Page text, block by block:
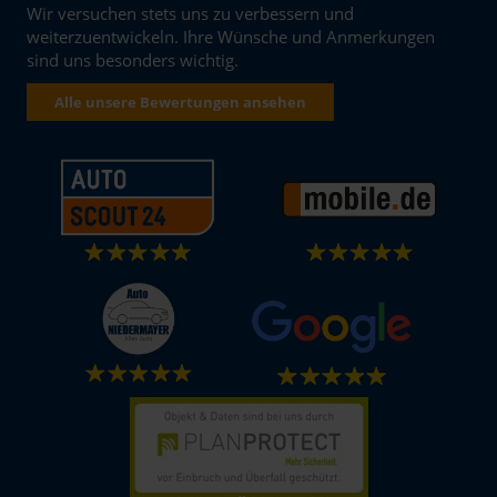
Wir versuchen stets uns zu verbessern und
weiterzuentwickeln. Ihre Wünsche und Anmerkungen
sind uns besonders wichtig.
Alle unsere Bewertungen ansehen